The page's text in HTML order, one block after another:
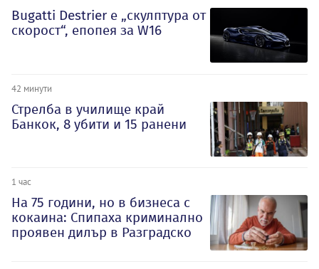
Bugatti Destrier е „скулптура от
скорост“, епопея за W16
42 минути
Стрелба в училище край
Банкок, 8 убити и 15 ранени
1 час
На 75 години, но в бизнеса с
кокаина: Спипаха криминално
проявен дилър в Разградско